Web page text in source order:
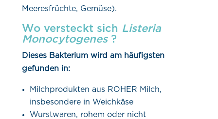
Meeresfrüchte, Gemüse).
Wo versteckt sich Listeria
Monocytogenes ?
Dieses Bakterium wird am häufigsten
gefunden in:
Milchprodukten aus ROHER Milch,
insbesondere in Weichkäse
Wurstwaren, rohem oder nicht